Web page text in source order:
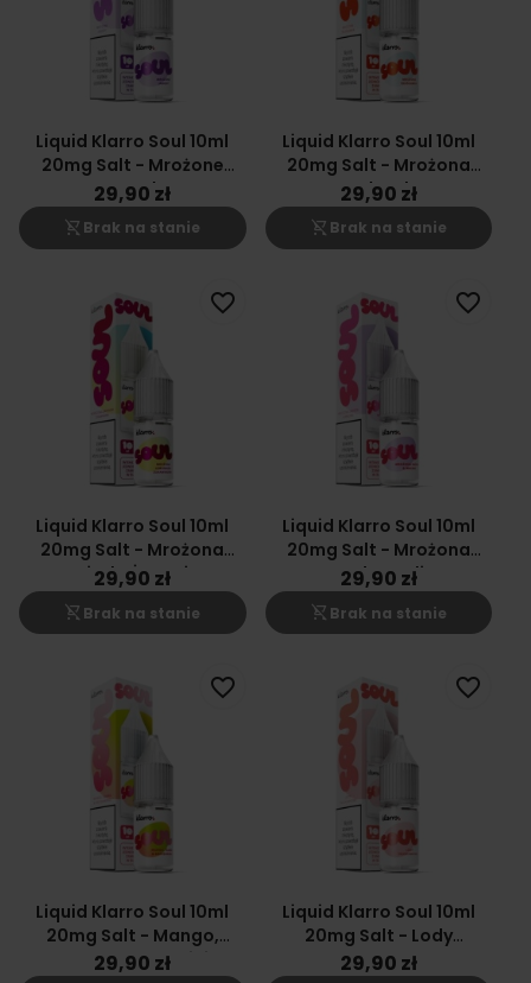
Liquid Klarro Soul 10ml
20mg Salt - Mrożone
Jagody
29,90 zł
shopping_cart_off Brak na stanie
Liquid Klarro Soul 10ml
20mg Salt - Mrożona
Truskawka
29,90 zł
shopping_cart_off Brak na stanie
Liquid Klarro Soul 10ml
20mg Salt - Mrożona
Lemoniada Żurawinowa
29,90 zł
shopping_cart_off Brak na stanie
favorite_border
Liquid Klarro Soul 10ml
20mg Salt - Mrożona
Jagoda, Malina
29,90 zł
shopping_cart_off Brak na stanie
favorite_border
Liquid Klarro Soul 10ml
20mg Salt - Mango,
Guawa, Brzoskwinia
29,90 zł
favorite_border
Liquid Klarro Soul 10ml
20mg Salt - Lody
Truskawkowe
29,90 zł
favorite_border